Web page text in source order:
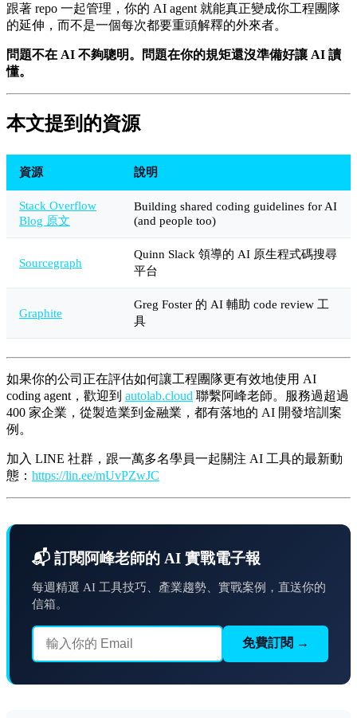
跟著 repo 一起管理，你的 AI agent 就能真正變成你工程團隊
的延伸，而不是一個每次都要重頭解釋的外來者。
問題不在 AI 不夠聰明。問題在你的規矩還沒準備好讓 AI 讀
懂。
本文提到的資源
資源 說明
Stack Overflow
Blog 原文
Building shared coding guidelines for AI
(and people too)
Sourcegraph
Quinn Slack 領導的 AI 原生程式碼搜尋
平台
Graphite
Greg Foster 的 AI 輔助 code review 工
具
如果你的公司正在評估如何讓工程團隊更有效地使用 AI
coding agent，歡迎到 autolab.cloud 聯繫阿峰老師。服務過超過
400 家企業，從製造業到金融業，都有落地的 AI 開發培訓案
例。
加入 LINE 社群，跟一萬多名學員一起關注 AI 工具的最新動
態： https://lin.ee/mUvPZwJC
📬 訂閱阿峰老師的 AI 實戰電子報
每週精選 AI 工具技巧、產業趨勢、實戰案例，直送你的
信箱。
免費訂閱 →